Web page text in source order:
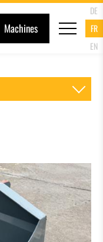
Machines
DE
FR
EN